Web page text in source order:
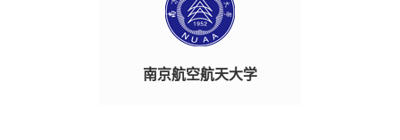
南京航空航天大学